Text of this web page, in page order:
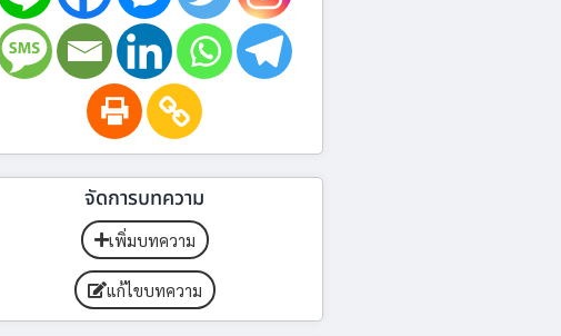
จัดการบทความ
เพิ่มบทความ
แก้ไขบทความ